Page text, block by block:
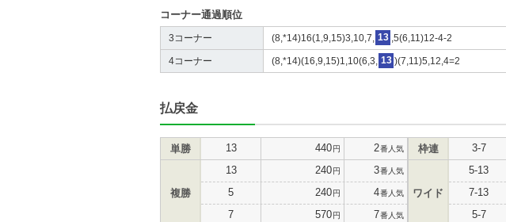
コーナー通過順位
3コーナー (8,*14)16(1,9,15)3,10,7, 13 ,5(6,11)12-4-2
4コーナー (8,*14)(16,9,15)1,10(6,3, 13 )(7,11)5,12,4=2
払戻金
単勝 13 440円 2番人気
複勝
13 240円 3番人気
5 240円 4番人気
7 570円 7番人気
枠連 3-7
ワイド
5-13
7-13
5-7